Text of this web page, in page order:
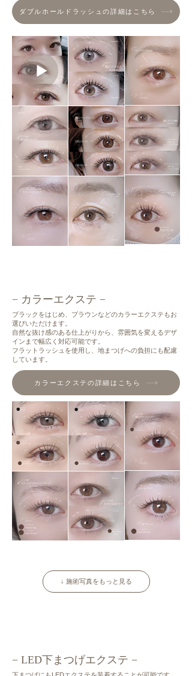
ダブルホールドラッシュの詳細はこちら
− カラーエクステ −
ブラックをはじめ、ブラウンなどのカラーエクステもお
選びいただけます。
自然な抜け感のある仕上がりから、雰囲気を変えるデザ
インまで幅広く対応可能です。
フラットラッシュを使用し、地まつげへの負担にも配慮
しています。
カラーエクステの詳細はこちら
↓ 施術写真をもっと見る
− LED下まつげエクステ −